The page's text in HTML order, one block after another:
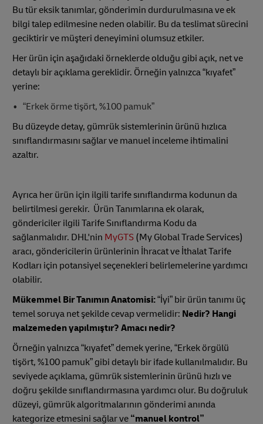
Bu tür eksik tanımlar, gönderimin durdurulmasına ve ek
bilgi talep edilmesine neden olabilir. Bu da teslimat sürecini
geciktirir ve müşteri deneyimini olumsuz etkiler.
Her ürün için aşağıdaki örneklerde olduğu gibi açık, net ve
detaylı bir açıklama gereklidir. Örneğin yalnızca “kıyafet”
yerine:
“Erkek örme tişört, %100 pamuk”
Bu düzeyde detay, gümrük sistemlerinin ürünü hızlıca
sınıflandırmasını sağlar ve manuel inceleme ihtimalini
azaltır.
Ayrıca her ürün için ilgili tarife sınıflandırma kodunun da
belirtilmesi gerekir. Ürün Tanımlarına ek olarak,
göndericiler ilgili Tarife Sınıflandırma Kodu da
sağlanmalıdır. DHL'nin MyGTS (My Global Trade Services)
aracı, göndericilerin ürünlerinin İhracat ve İthalat Tarife
Kodları için potansiyel seçenekleri belirlemelerine yardımcı
olabilir.
Mükemmel Bir Tanımın Anatomisi:“İyi” bir ürün tanımı üç
temel soruya net şekilde cevap vermelidir: Nedir? Hangi
malzemeden yapılmıştır? Amacı nedir?
Örneğin yalnızca “kıyafet” demek yerine, “Erkek örgülü
tişört, %100 pamuk” gibi detaylı bir ifade kullanılmalıdır. Bu
seviyede açıklama, gümrük sistemlerinin ürünü hızlı ve
doğru şekilde sınıflandırmasına yardımcı olur. Bu doğruluk
düzeyi, gümrük algoritmalarının gönderimi anında
kategorize etmesini sağlar ve “manuel kontrol”